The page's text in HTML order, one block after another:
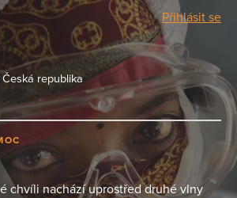
Přihlásit se
Česká republika
chvíli nachází uprostřed druhé vlny